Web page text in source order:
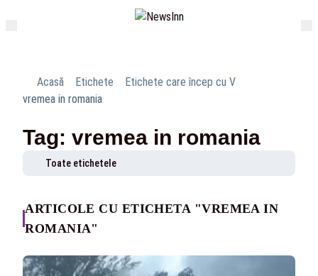
Acasă Etichete
Etichete care încep cu V
vremea in romania
Tag: vremea in romania
Toate etichetele
ARTICOLE CU ETICHETA "VREMEA IN
ROMANIA"